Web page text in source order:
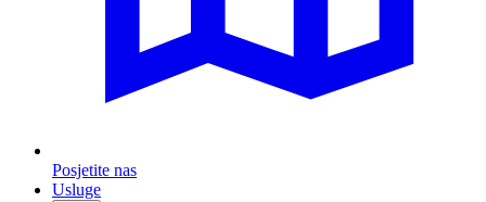
Posjetite nas
Usluge